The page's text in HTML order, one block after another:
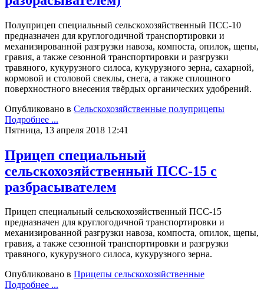
Полуприцеп специальный сельскохозяйственный ПСС-10
предназначен для круглогодичной транспортировки и
механизированной разгрузки навоза, компоста, опилок, щепы,
гравия, а также сезонной транспортировки и разгрузки
травяного, кукурузного силоса, кукурузного зерна, сахарной,
кормовой и столовой свеклы, снега, а также сплошного
поверхностного внесения твёрдых органических удобрений.
Опубликовано в Сельскохозяйственные полуприцепы
Подробнее ...
Пятница, 13 апреля 2018 12:41
Прицеп специальный
сельскохозяйственный ПСС-15 с
разбрасывателем
Прицеп специальный сельскохозяйственный ПСС-15
предназначен для круглогодичной транспортировки и
механизированной разгрузки навоза, компоста, опилок, щепы,
гравия, а также сезонной транспортировки и разгрузки
травяного, кукурузного силоса, кукурузного зерна.
Опубликовано в Прицепы сельскохозяйственные
Подробнее ...